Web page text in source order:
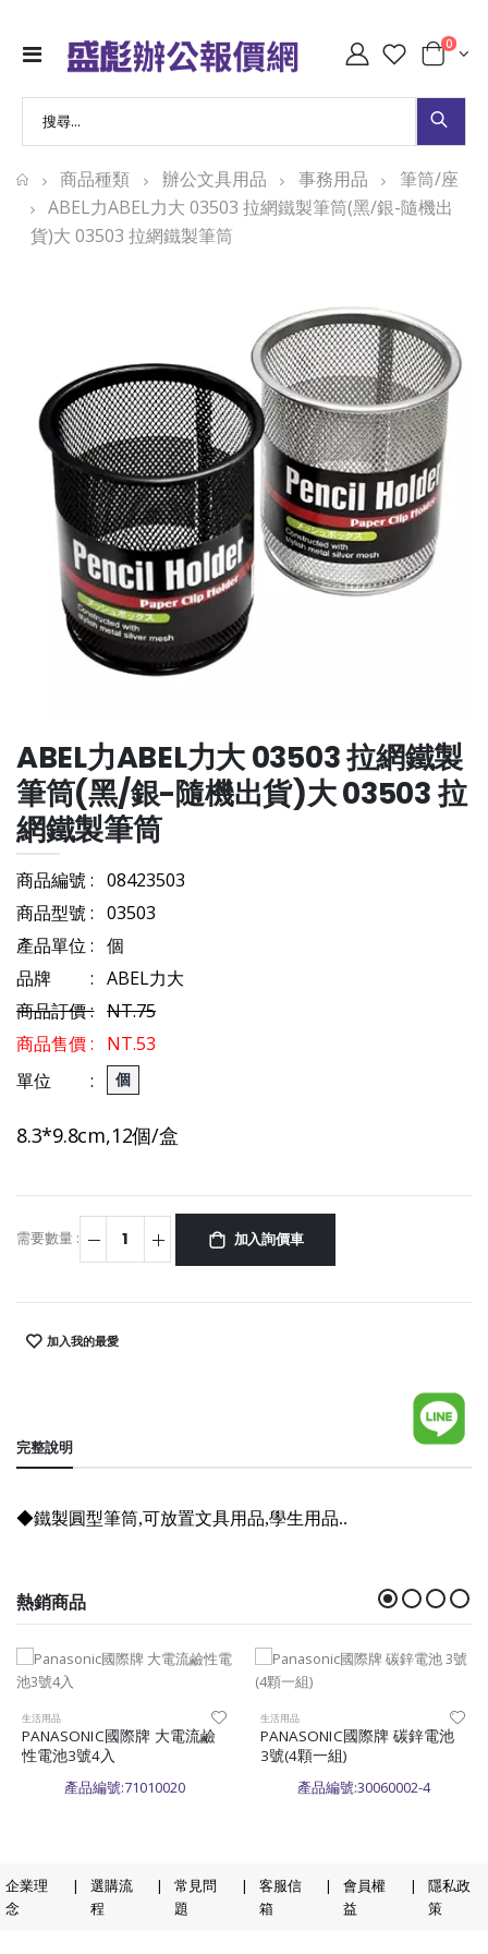
0
商品種類 辦公文具用品 事務用品
筆筒/座
ABEL力ABEL力大 03503 拉網鐵製筆筒(黑/銀-隨機出
貨)大 03503 拉網鐵製筆筒
ABEL力ABEL力大 03503 拉網鐵製
筆筒(黑/銀-隨機出貨)大 03503 拉
網鐵製筆筒
商品編號 : 08423503
商品型號 : 03503
產品單位 : 個
品牌 : ABEL力大
商品訂價 : NT.75
商品售價 :
NT.53
單位 :
個
8.3*9.8cm,12個/盒
需要數量 : 加入詢價車
加入我的最愛
完整說明
◆鐵製圓型筆筒,可放置文具用品,學生用品..
熱銷商品
生活用品
PANASONIC國際牌 大電流鹼
性電池3號4入
產品編號:71010020
生活用品
PANASONIC國際牌 碳鋅電池
3號(4顆一組)
產品編號:30060002-4
企業理
念
|
選購流
程
|
常見問
題
|
客服信
箱
|
會員權
益
|
隱私政
策